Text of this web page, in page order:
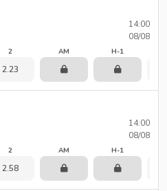
14:00
08/08
2
2.23
AM H-1
14:00
08/08
2
2.58
AM H-1